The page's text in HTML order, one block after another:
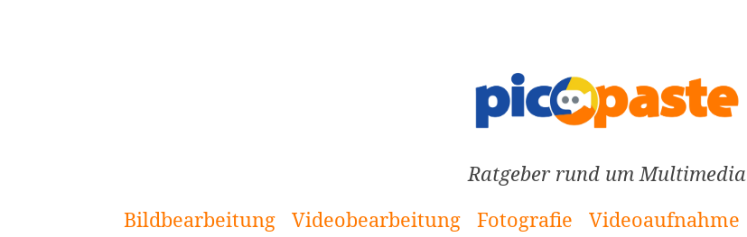
Ratgeber rund um Multimedia
Bildbearbeitung
Videobearbeitung Fotografie Videoaufnahme